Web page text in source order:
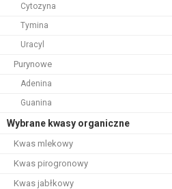
Cytozyna
Tymina
Uracyl
Purynowe
Adenina
Guanina
Wybrane kwasy organiczne
Kwas mlekowy
Kwas pirogronowy
Kwas jabłkowy